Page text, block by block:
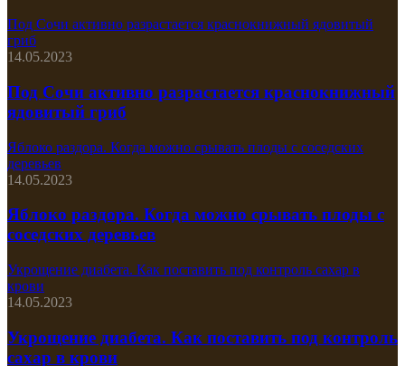
Под Сочи активно разрастается краснокнижный ядовитый
гриб
14.05.2023
Под Сочи активно разрастается краснокнижный
ядовитый гриб
Яблоко раздора. Когда можно срывать плоды с соседских
деревьев
14.05.2023
Яблоко раздора. Когда можно срывать плоды с
соседских деревьев
Укрощение диабета. Как поставить под контроль сахар в
крови
14.05.2023
Укрощение диабета. Как поставить под контроль
сахар в крови